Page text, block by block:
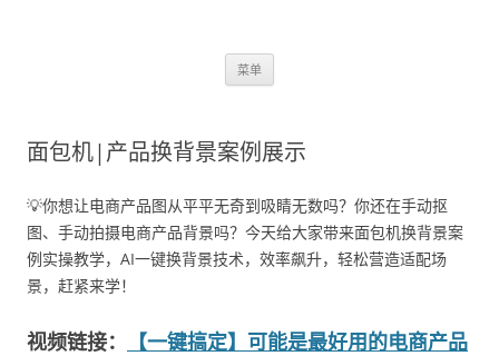
菜单
面包机|产品换背景案例展示
💡你想让电商产品图从平平无奇到吸睛无数吗？你还在手动抠
图、手动拍摄电商产品背景吗？今天给大家带来面包机换背景案
例实操教学，AI一键换背景技术，效率飙升，轻松营造适配场
景，赶紧来学！
视频链接：
【一键搞定】可能是最好用的电商产品